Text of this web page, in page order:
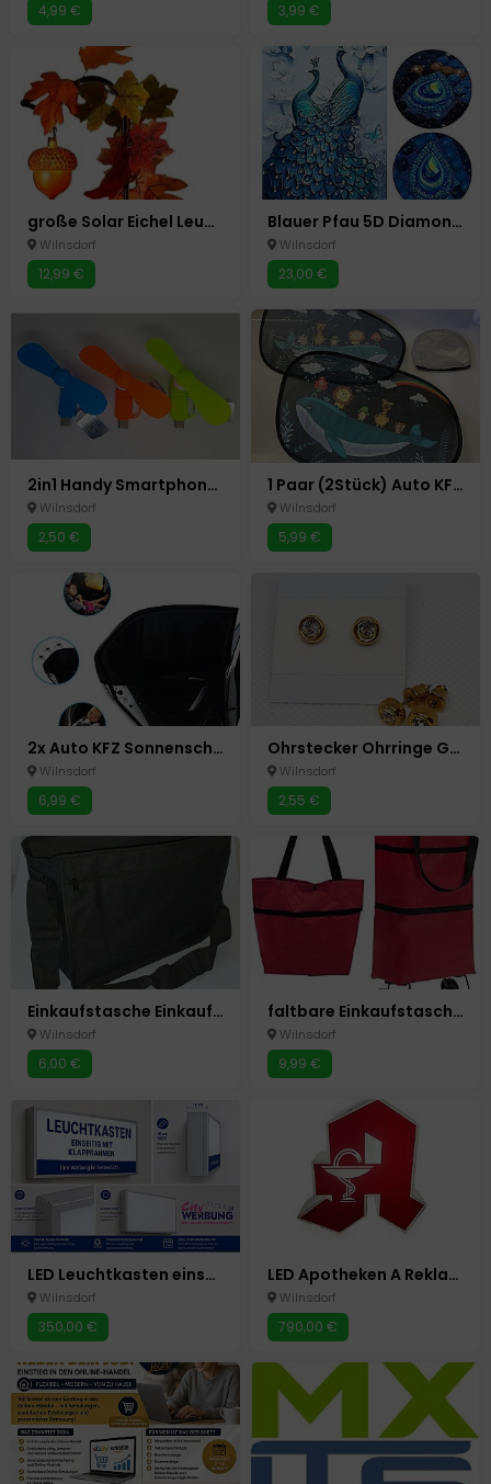
4,99 € 3,99 €
große Solar Eichel Leuchte Herbst Deko Gartenstecker
Wilnsdorf
12,99 €
Blauer Pfau 5D Diamond Painting Diamant Malerei Basteln Malen 60x100cm
Wilnsdorf
23,00 €
2in1 Handy Smartphone Mini Ventilator Micro USB +USB- C 3 Farben Android
Wilnsdorf
2,50 €
1 Paar (2Stück) Auto KFZ Sonnenschutz Kinder Sonnenblende 51x31cm
Wilnsdorf
5,99 €
2x Auto KFZ Sonnenschutz Sonnenblende Baby Kinder UV Schutz Abdeckung
Wilnsdorf
6,99 €
Ohrstecker Ohrringe Goldfarbend Strass Neu
Wilnsdorf
2,55 €
Einkaufstasche Einkaufs Umhängetasche 37 x 14 x 28cm Tasche
Wilnsdorf
6,00 €
faltbare Einkaufstasche mit Rollen Umhänge Tasche Einkauf Trolley Einkaufswagen
Wilnsdorf
9,99 €
LED Leuchtkasten einseitig m.Klapprahmen Werbung Silber eloxiert 100x60x10 cm
Wilnsdorf
350,00 €
LED Apotheken A Reklame Schild Beidseitige Leuchtreklame Neu 80x80cm
Wilnsdorf
790,00 €